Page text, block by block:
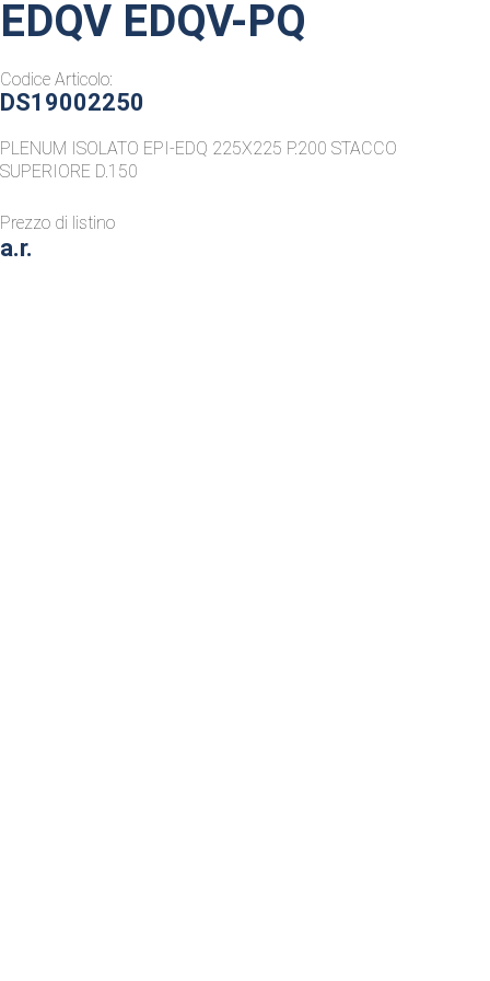
EDQV EDQV-PQ
Codice Articolo:
DS19002250
PLENUM ISOLATO EPI-EDQ 225X225 P.200 STACCO
SUPERIORE D.150
Prezzo di listino
a.r.